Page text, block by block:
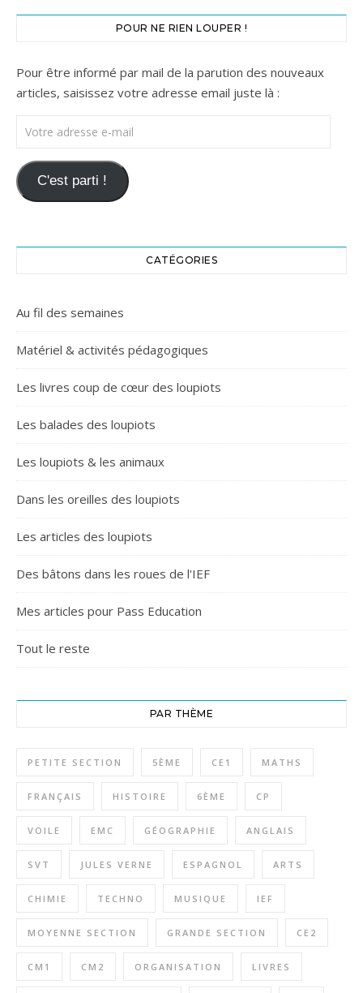
POUR NE RIEN LOUPER !
Pour être informé par mail de la parution des nouveaux
articles, saisissez votre adresse email juste là :
Votre adresse e-mail
C'est parti !
CATÉGORIES
Au fil des semaines
Matériel & activités pédagogiques
Les livres coup de cœur des loupiots
Les balades des loupiots
Les loupiots & les animaux
Dans les oreilles des loupiots
Les articles des loupiots
Des bâtons dans les roues de l'IEF
Mes articles pour Pass Education
Tout le reste
PAR THÈME
PETITE SECTION 5ÈME CE1 MATHS
FRANÇAIS HISTOIRE 6ÈME CP
VOILE EMC GÉOGRAPHIE ANGLAIS
SVT JULES VERNE ESPAGNOL ARTS
CHIMIE TECHNO MUSIQUE IEF
MOYENNE SECTION GRANDE SECTION CE2
CM1 CM2 ORGANISATION LIVRES